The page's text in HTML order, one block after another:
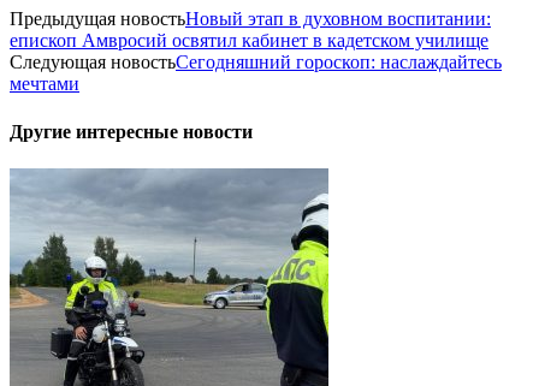
Предыдущая новостьНовый этап в духовном воспитании:
епископ Амвросий освятил кабинет в кадетском училище
Следующая новостьСегодняшний гороскоп: наслаждайтесь
мечтами
Другие интересные новости